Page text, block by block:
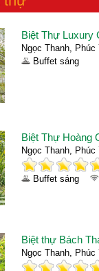
Biệt Thự Luxury
Ngọc Thanh,
Buffet sáng
Biệt Thự Hoàng
Ngọc Thanh,
Buffet sáng
Biệt thự Bách
Ngọc Thanh,